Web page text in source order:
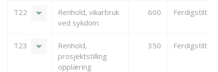
T22 arrow_drop_down
Renhold, vikarbruk
ved sykdom
600 Ferdigstilt
T23 arrow_drop_down
Renhold,
prosjektstilling
opplæring
350 Ferdigstilt